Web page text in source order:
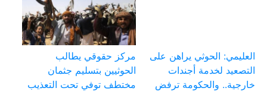
العليمي: الحوثي يراهن على
التصعيد لخدمة أجندات
خارجية.. والحكومة ترفض
مركز حقوقي يطالب
الحوثيين بتسليم جثمان
مختطف توفي تحت التعذيب